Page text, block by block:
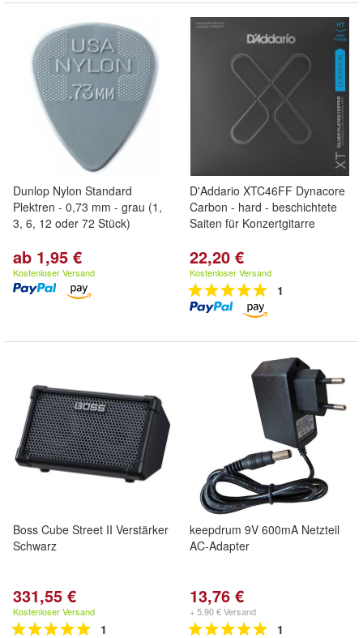
Dunlop Nylon Standard
Plektren - 0,73 mm - grau (1,
3, 6, 12 oder 72 Stück)
ab 1,95 €
Kostenloser Versand
D'Addario XTC46FF Dynacore
Carbon - hard - beschichtete
Saiten für Konzertgitarre
22,20 €
Kostenloser Versand
1
Boss Cube Street II Verstärker
Schwarz
331,55 €
Kostenloser Versand
1
keepdrum 9V 600mA Netzteil
AC-Adapter
13,76 €
+ 5,90 € Versand
1